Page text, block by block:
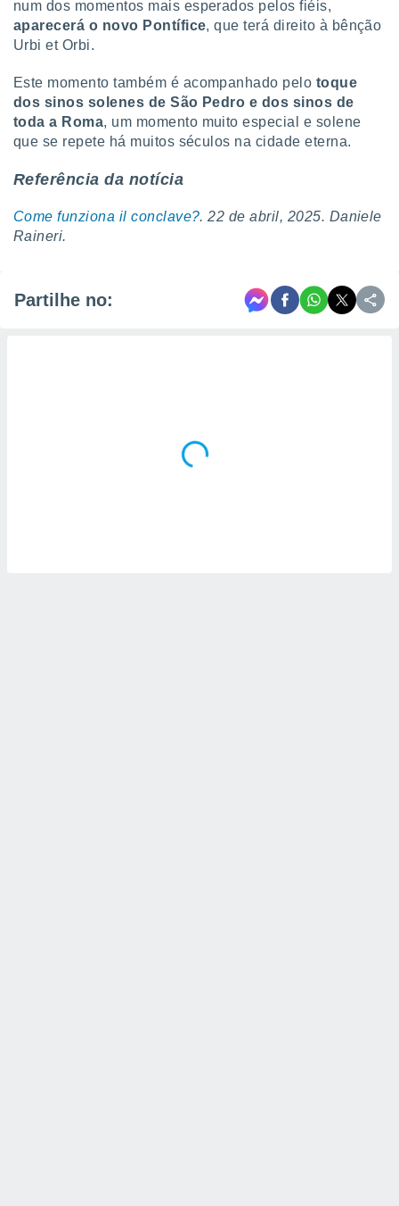
num dos momentos mais esperados pelos fiéis,
aparecerá o novo Pontífice, que terá direito à bênção
Urbi et Orbi.
Este momento também é acompanhado pelo toque
dos sinos solenes de São Pedro e dos sinos de
toda a Roma, um momento muito especial e solene
que se repete há muitos séculos na cidade eterna.
Referência da notícia
Come funziona il conclave?. 22 de abril, 2025. Daniele
Raineri.
Partilhe no: